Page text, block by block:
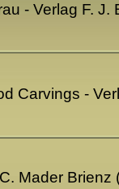
- Verlag F. J.
Carvings -
Mader Brienz